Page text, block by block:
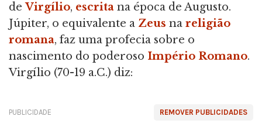
deVirgílio, escrita na época de Augusto.
Júpiter, o equivalente a Zeus na religião
romana, faz uma profecia sobre o
nascimento do poderoso Império Romano.
Virgílio (70-19 a.C.) diz:
REMOVER PUBLICIDADES
PUBLICIDADE